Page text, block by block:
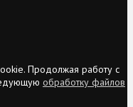
Продолжая работу с
обработку файлов